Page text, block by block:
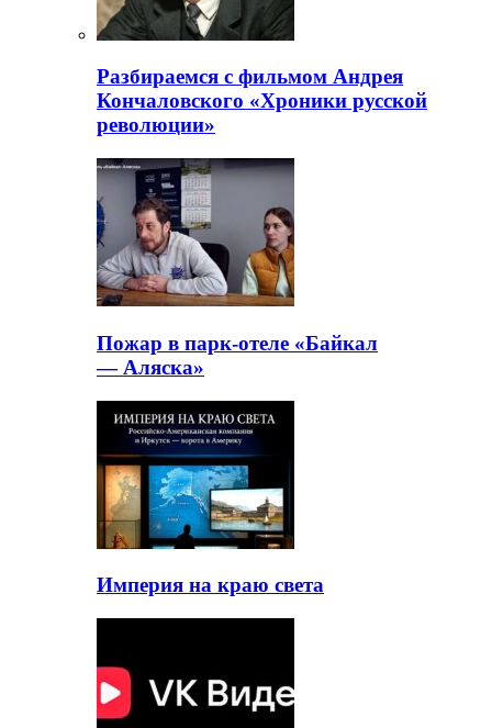
Разбираемся с фильмом Андрея
Кончаловского «Хроники русской
революции»
Пожар в парк-отеле «Байкал
— Аляска»
Империя на краю света